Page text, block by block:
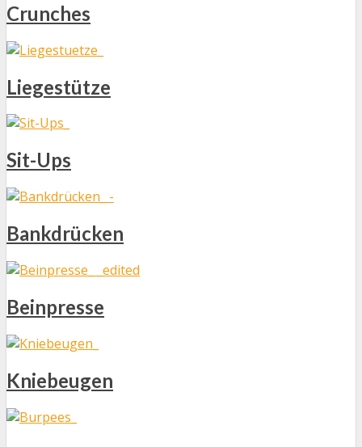
Crunches
Liegestütze
Sit-Ups
Bankdrücken
Beinpresse
Kniebeugen